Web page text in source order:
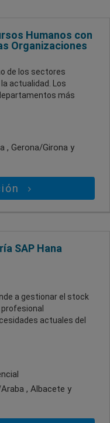
Humanos con
Organizaciones
de los sectores
actualidad. Los
más
, Gerona/Girona y
SAP Hana
a gestionar el stock
actuales del
, Albacete y